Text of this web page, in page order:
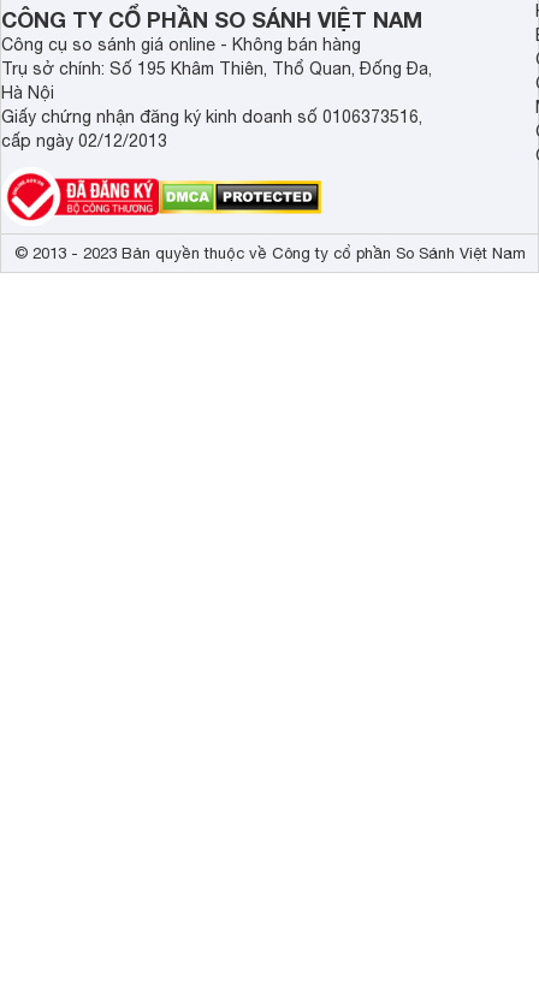
CÔNG TY CỔ PHẦN SO SÁNH VIỆT NAM
Công cụ so sánh giá online - Không bán hàng
Trụ sở chính: Số 195 Khâm Thiên, Thổ Quan, Đống Đa,
Hà Nội
Giấy chứng nhận đăng ký kinh doanh số 0106373516,
cấp ngày 02/12/2013
© 2013 - 2023 Bản quyền thuộc về Công ty cổ phần So Sánh Việt Nam